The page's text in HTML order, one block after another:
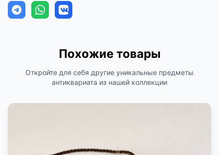
Похожие товары
Откройте для себя другие уникальные предметы
антиквариата из нашей коллекции